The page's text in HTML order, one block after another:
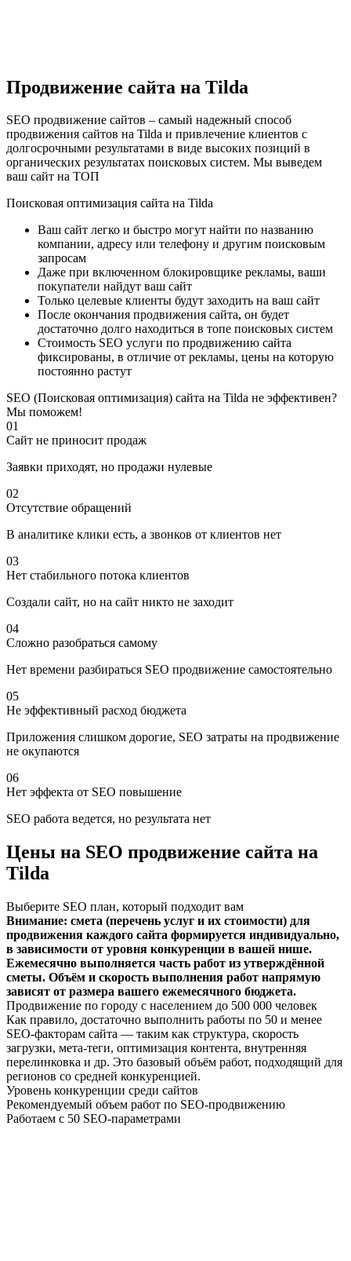
Продвижение сайта на Tilda
SEO продвижение сайтов – самый надежный способ
продвижения сайтов на Tilda и привлечение клиентов с
долгосрочными результатами в виде высоких позиций в
органических результатах поисковых систем. Мы выведем
ваш сайт на ТОП
Поисковая оптимизация сайта на Tilda
Ваш сайт легко и быстро могут найти по названию
компании, адресу или телефону и другим поисковым
запросам
Даже при включенном блокировщике рекламы, ваши
покупатели найдут ваш сайт
Только целевые клиенты будут заходить на ваш сайт
После окончания продвижения сайта, он будет
достаточно долго находиться в топе поисковых систем
Стоимость SEO услуги по продвижению сайта
фиксированы, в отличие от рекламы, цены на которую
постоянно растут
SEO (Поисковая оптимизация) сайта на Tilda не эффективен?
Мы поможем!
01
Сайт не приносит продаж
Заявки приходят, но продажи нулевые
02
Отсутствие обращений
В аналитике клики есть, а звонков от клиентов нет
03
Нет стабильного потока клиентов
Создали сайт, но на сайт никто не заходит
04
Сложно разобраться самому
Нет времени разбираться SEO продвижение самостоятельно
05
Не эффективный расход бюджета
Приложения слишком дорогие, SEO затраты на продвижение
не окупаются
06
Нет эффекта от SEO повышение
SEO работа ведется, но результата нет
Цены на SEO продвижение сайта на
Tilda
Выберите SEO план, который подходит вам
Внимание: смета (перечень услуг и их стоимости) для
продвижения каждого сайта формируется индивидуально,
в зависимости от уровня конкуренции в вашей нише.
Ежемесячно выполняется часть работ из утверждённой
сметы. Объём и скорость выполнения работ напрямую
зависят от размера вашего ежемесячного бюджета.
Продвижение по городу с населением до 500 000 человек
Как правило, достаточно выполнить работы по 50 и менее
SEO-факторам сайта — таким как структура, скорость
загрузки, мета-теги, оптимизация контента, внутренняя
перелинковка и др. Это базовый объём работ, подходящий для
регионов со средней конкуренцией.
Уровень конкуренции среди сайтов
Рекомендуемый объем работ по SEO-продвижению
Работаем с 50 SEO-параметрами